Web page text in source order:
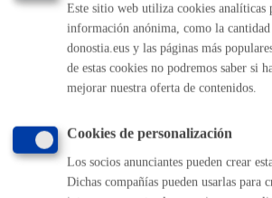
Plazo de resolución
del silencio
Sentido del silencio:
Negativo
Este sitio web utiliza cookies analíticas
información anónima, como la cantidad
donostia.eus y las páginas más
de estas cookies no podremos saber si
mejorar nuestra oferta de contenidos.
Cookies de personalización
Los socios anunciantes pueden crear
Dichas compañías pueden usarlas para